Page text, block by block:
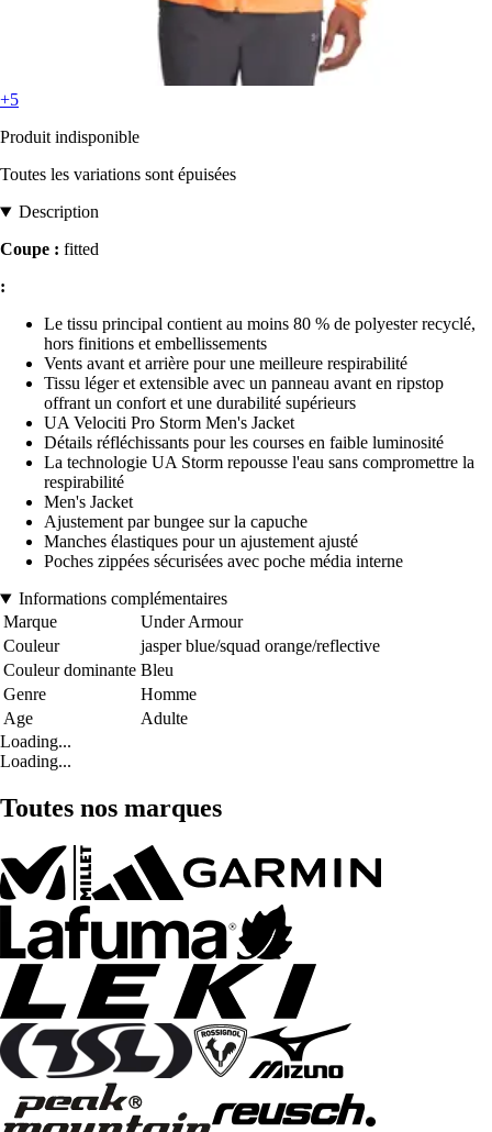
+5
Produit indisponible
Toutes les variations sont épuisées
Description
Coupe : fitted
:
Le tissu principal contient au moins 80 % de polyester recyclé,
hors finitions et embellissements
Vents avant et arrière pour une meilleure respirabilité
Tissu léger et extensible avec un panneau avant en ripstop
offrant un confort et une durabilité supérieurs
UA Velociti Pro Storm Men's Jacket
Détails réfléchissants pour les courses en faible luminosité
La technologie UA Storm repousse l'eau sans compromettre la
respirabilité
Men's Jacket
Ajustement par bungee sur la capuche
Manches élastiques pour un ajustement ajusté
Poches zippées sécurisées avec poche média interne
Informations complémentaires
Marque
Under Armour
Couleur
jasper blue/squad orange/reflective
Couleur dominante Bleu
Genre
Homme
Age
Adulte
Loading...
Loading...
Toutes nos marques